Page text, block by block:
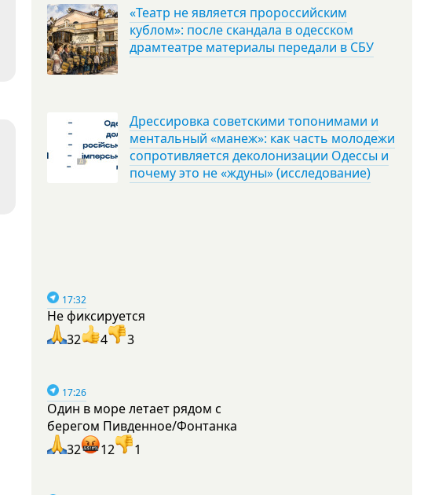
«Театр не является пророссийским
кублом»: после скандала в одесском
драмтеатре материалы передали в СБУ
Дрессировка советскими топонимами и
ментальный «манеж»: как часть молодежи
сопротивляется деколонизации Одессы и
почему это не «ждуны» (исследование)
17:32
Не фиксируется
32
4 3
17:26
Один в море летает рядом с
берегом Пивденное/Фонтанка
32
12 1